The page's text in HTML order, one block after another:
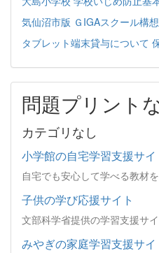
気仙沼市版 ＧIGAスクール構
タブレット端末貸与について
問題プリント
カテゴリなし
小学館の自宅学習支援サ
自宅でも安心して学べる教材
子供の学び応援サイト
文部科学省提供の学習支援サイ
みやぎの家庭学習支援サイ